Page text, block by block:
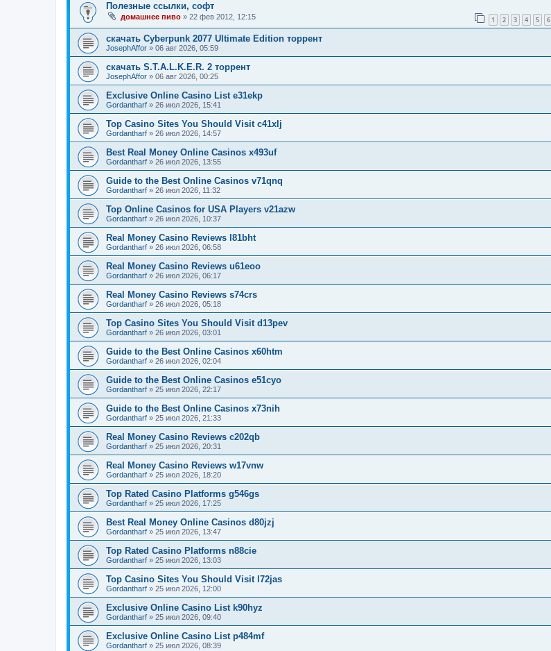
Полезные ссылки, софт
домашнее пиво » 22 фев 2012, 12:15 1 2 3 4 5 6
скачать Cyberpunk 2077 Ultimate Edition торрент
JosephAffor » 06 авг 2026, 05:59
скачать S.T.A.L.K.E.R. 2 торрент
JosephAffor » 06 авг 2026, 00:25
Exclusive Online Casino List e31ekp
Gordantharf » 26 июл 2026, 15:41
Top Casino Sites You Should Visit c41xlj
Gordantharf » 26 июл 2026, 14:57
Best Real Money Online Casinos x493uf
Gordantharf » 26 июл 2026, 13:55
Guide to the Best Online Casinos v71qnq
Gordantharf » 26 июл 2026, 11:32
Top Online Casinos for USA Players v21azw
Gordantharf » 26 июл 2026, 10:37
Real Money Casino Reviews l81bht
Gordantharf » 26 июл 2026, 06:58
Real Money Casino Reviews u61eoo
Gordantharf » 26 июл 2026, 06:17
Real Money Casino Reviews s74crs
Gordantharf » 26 июл 2026, 05:18
Top Casino Sites You Should Visit d13pev
Gordantharf » 26 июл 2026, 03:01
Guide to the Best Online Casinos x60htm
Gordantharf » 26 июл 2026, 02:04
Guide to the Best Online Casinos e51cyo
Gordantharf » 25 июл 2026, 22:17
Guide to the Best Online Casinos x73nih
Gordantharf » 25 июл 2026, 21:33
Real Money Casino Reviews c202qb
Gordantharf » 25 июл 2026, 20:31
Real Money Casino Reviews w17vnw
Gordantharf » 25 июл 2026, 18:20
Top Rated Casino Platforms g546gs
Gordantharf » 25 июл 2026, 17:25
Best Real Money Online Casinos d80jzj
Gordantharf » 25 июл 2026, 13:47
Top Rated Casino Platforms n88cie
Gordantharf » 25 июл 2026, 13:03
Top Casino Sites You Should Visit l72jas
Gordantharf » 25 июл 2026, 12:00
Exclusive Online Casino List k90hyz
Gordantharf » 25 июл 2026, 09:40
Exclusive Online Casino List p484mf
Gordantharf » 25 июл 2026, 08:39